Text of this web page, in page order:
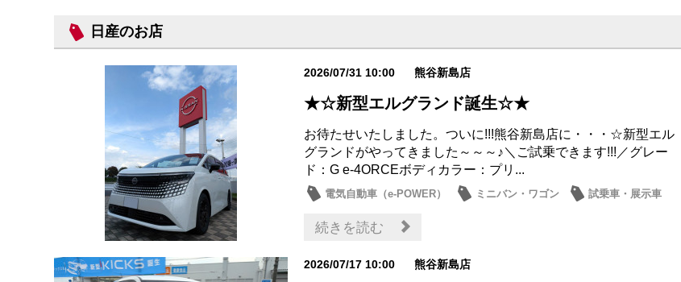
日産のお店
2026/07/31 10:00 熊谷新島店
★☆新型エルグランド誕生☆★
お待たせいたしました。ついに!!!熊谷新島店に・・・☆新型エル
グランドがやってきました～～～♪＼ご試乗できます!!!／グレー
ド：G e-4ORCEボディカラー：プリ...
電気自動車（e-POWER） ミニバン・ワゴン
試乗車・展示車
日産のお店
続きを読む
2026/07/17 10:00 熊谷新島店